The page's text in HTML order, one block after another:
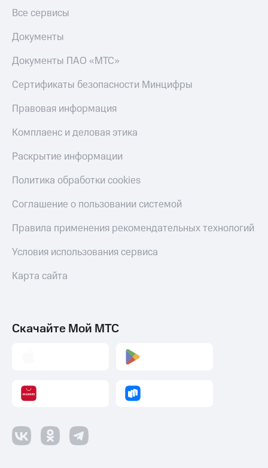
другого
интернета
ТВ
Переводы
телефона
на карту
МТС Pay
Оплата
коду
Смартфоны
Наушники
Умные
часы
Акции
и
Все сервисы
Документы
Документы ПАО «МТС»
Сертификаты безопасности Минцифры
Правовая информация
Комплаенс и деловая этика
Раскрытие информации
Политика обработки cookies
Соглашение о пользовании системой
Правила применения рекомендательных технологий
Условия использования сервиса
Карта сайта
Скачайте Мой МТС